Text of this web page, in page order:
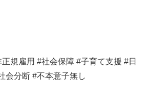
規雇用 #社会保障 #子育て支援 #日
会分断 #不本意子無し